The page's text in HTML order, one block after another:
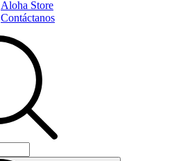
Aloha Store
Contáctanos